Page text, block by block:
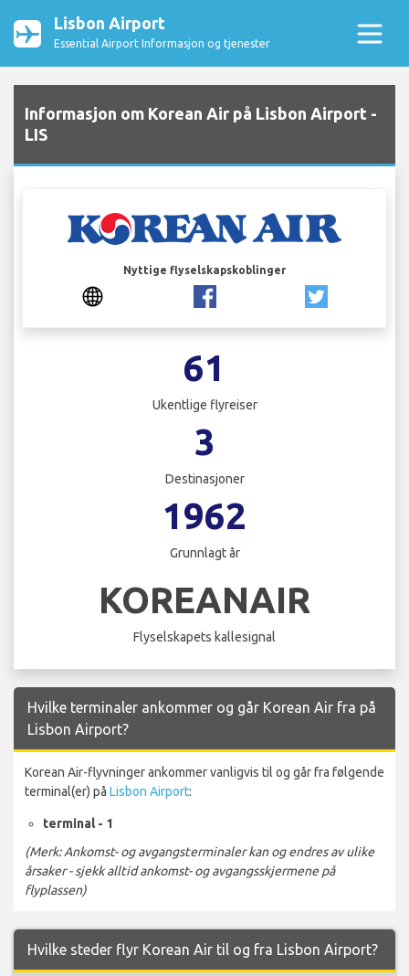
Lisbon Airport
Essential Airport Informasjon og tjenester
Informasjon om Korean Air på Lisbon Airport -
LIS
Nyttige flyselskapskoblinger
61
Ukentlige flyreiser
3
Destinasjoner
1962
Grunnlagt år
KOREANAIR
Flyselskapets kallesignal
Hvilke terminaler ankommer og går Korean Air fra på
Lisbon Airport?
Korean Air-flyvninger ankommer vanligvis til og går fra følgende
terminal(er) på Lisbon Airport:
terminal - 1
(Merk: Ankomst- og avgangsterminaler kan og endres av ulike
årsaker - sjekk alltid ankomst- og avgangsskjermene på
flyplassen)
Hvilke steder flyr Korean Air til og fra Lisbon Airport?